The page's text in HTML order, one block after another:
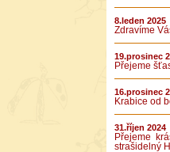
8.leden 2025
Zdravíme
19.prosinec
Přejeme
16.prosinec
Krabice od
31.říjen 2024
Přejeme
strašidelný